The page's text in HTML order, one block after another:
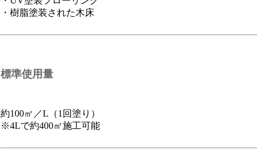
・樹脂塗装された木床
標準使用量
約100㎡／L（1回塗り）
※4Lで約400㎡施工可能